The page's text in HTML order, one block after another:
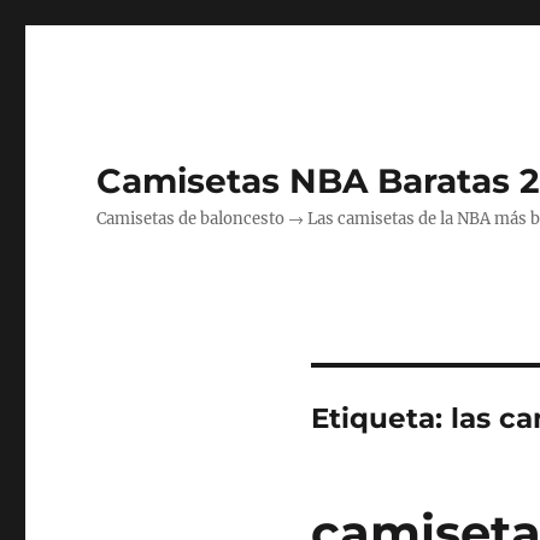
Camisetas NBA Baratas
Camisetas de baloncesto → Las camisetas de la NBA más
Etiqueta: las